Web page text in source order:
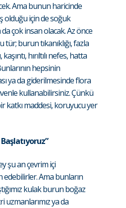
Ama bunun haricinde
olduğu için de soğuk
da çok insan olacak. Az önce
burun tıkanıklığı, fazla
hırıltılı nefes, hatta
hepsinin
ya da giderilmesinde flora
kullanabilirsiniz. Çünkü
katkı maddesi, koruyucu yer
şu an çevrim içi
Ama bunların
kulak burun boğaz
uzmanlarımız ya da